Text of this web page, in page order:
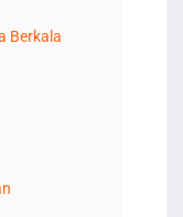
Berkala